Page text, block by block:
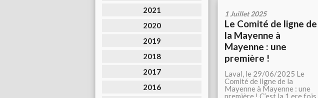
2021
2020
2019
2018
2017
2016
1 Juillet 2025
Le Comité de ligne de
la Mayenne à
Mayenne : une
première !
Laval, le 29/06/2025 Le
Comité de ligne de la
Mayenne à Mayenne : une
première ! C’est la 1 ere fois